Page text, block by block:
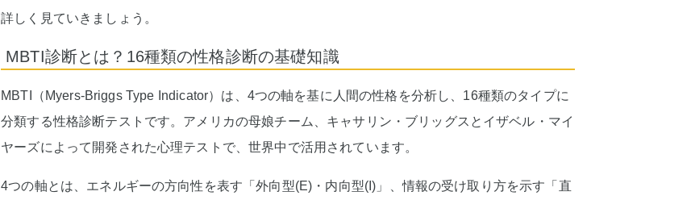
詳しく見ていきましょう。
MBTI診断とは？16種類の性格診断の基礎知識
MBTI（Myers-Briggs Type Indicator）は、4つの軸を基に人間の性格を分析し、16種類のタイプに
分類する性格診断テストです。アメリカの母娘チーム、キャサリン・ブリッグスとイザベル・マイ
ヤーズによって開発された心理テストで、世界中で活用されています。
4つの軸とは、エネルギーの方向性を表す「外向型(E)・内向型(I)」、情報の受け取り方を示す「直